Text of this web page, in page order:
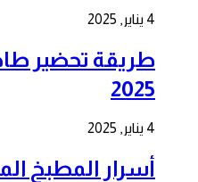
4 يناير, 2025
طريقة تحضير
2025
4 يناير, 2025
أسرار المطبخ